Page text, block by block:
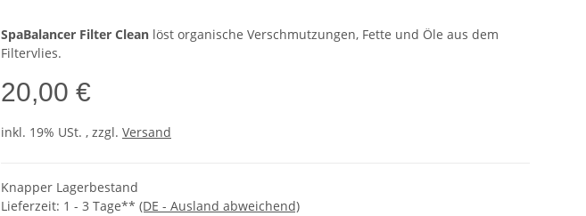
SpaBalancer Filter Clean löst organische Verschmutzungen, Fette und Öle aus dem
Filtervlies.
20,00 €
inkl. 19% USt. , zzgl. Versand
Knapper Lagerbestand
Lieferzeit: 1 - 3 Tage** (DE - Ausland abweichend)